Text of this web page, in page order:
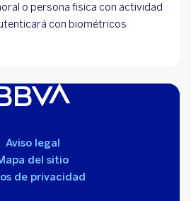
o persona fisica con actividad
con biométricos
Aviso legal
del sitio
de privacidad